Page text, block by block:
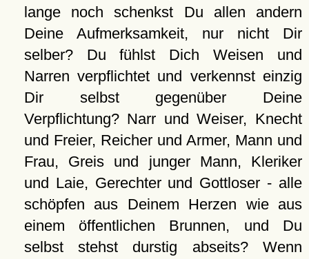
lange noch schenkst Du allen andern
Deine Aufmerksamkeit, nur nicht Dir
selber? Du fühlst Dich Weisen und
Narren verpflichtet und verkennst einzig
Dir selbst gegenüber Deine
Verpflichtung? Narr und Weiser, Knecht
und Freier, Reicher und Armer, Mann und
Frau, Greis und junger Mann, Kleriker
und Laie, Gerechter und Gottloser - alle
schöpfen aus Deinem Herzen wie aus
einem öffentlichen Brunnen, und Du
selbst stehst durstig abseits? Wenn